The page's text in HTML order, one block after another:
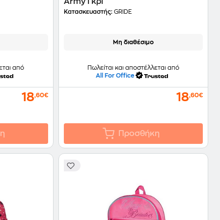
από
18,60€
Κατασκευαστής:GRIDE
Μη διαθέσιμο
Πωλείται και αποστέλλεται από
All For Office
18,60€
Προσθήκη